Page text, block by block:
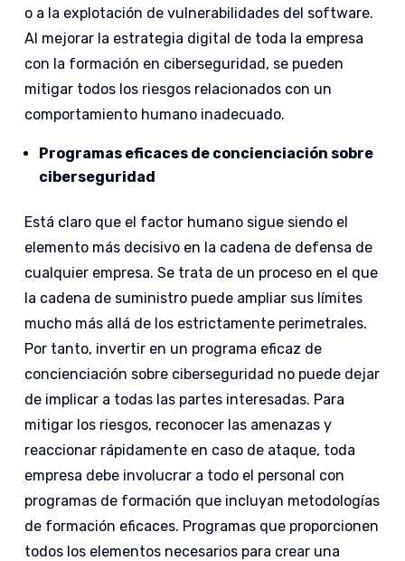
o a la explotación de vulnerabilidades del software.
Al mejorar la estrategia digital de toda la empresa
con la formación en ciberseguridad, se pueden
mitigar todos los riesgos relacionados con un
comportamiento humano inadecuado.
Programas eficaces de concienciación sobre
ciberseguridad
Está claro que el factor humano sigue siendo el
elemento más decisivo en la cadena de defensa de
cualquier empresa. Se trata de un proceso en el que
la cadena de suministro puede ampliar sus límites
mucho más allá de los estrictamente perimetrales.
Por tanto, invertir en un programa eficaz de
concienciación sobre ciberseguridad no puede dejar
de implicar a todas las partes interesadas. Para
mitigar los riesgos, reconocer las amenazas y
reaccionar rápidamente en caso de ataque, toda
empresa debe involucrar a todo el personal con
programas de formación que incluyan metodologías
de formación eficaces. Programas que proporcionen
todos los elementos necesarios para crear una